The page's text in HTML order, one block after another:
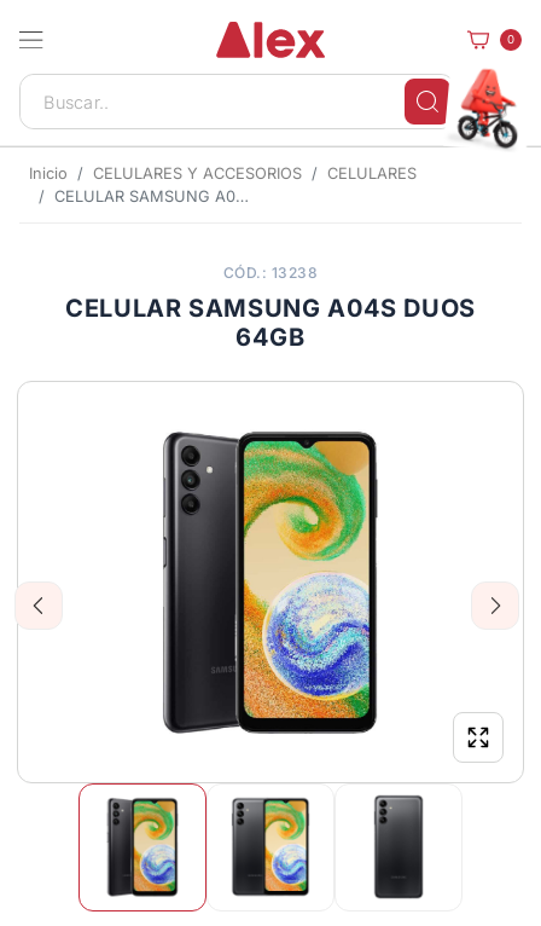
0
Inicio CELULARES Y ACCESORIOS
CELULARES
CELULAR SAMSUNG A04S DUOS 64GB
CÓD.: 13238
CELULAR SAMSUNG A04S DUOS
64GB
Previous Next